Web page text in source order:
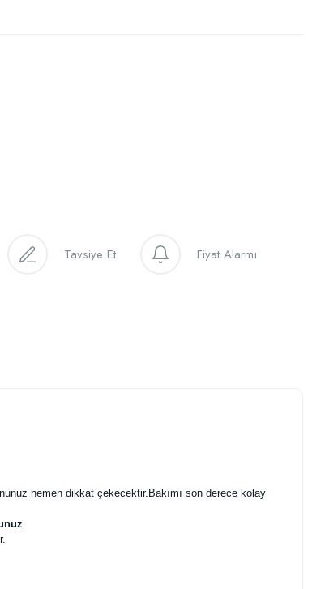
Tavsiye Et Fiyat Alarmı
hemen dikkat çekecektir.Bakımı son derece kolay